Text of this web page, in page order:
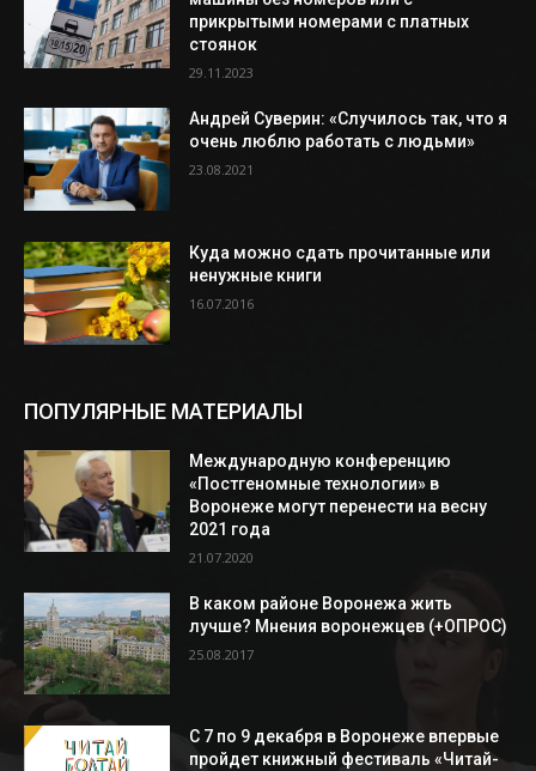
прикрытыми номерами с платных
стоянок
29.11.2023
Андрей Суверин: «Случилось так, что я
очень люблю работать с людьми»
23.08.2021
Куда можно сдать прочитанные или
ненужные книги
16.07.2016
ПОПУЛЯРНЫЕ МАТЕРИАЛЫ
Международную конференцию
«Постгеномные технологии» в
Воронеже могут перенести на весну
2021 года
21.07.2020
В каком районе Воронежа жить
лучше? Мнения воронежцев (+ОПРОС)
25.08.2017
С 7 по 9 декабря в Воронеже впервые
пройдет книжный фестиваль «Читай-